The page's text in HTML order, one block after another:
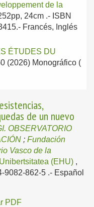
de la
24cm .- ISBN
Francés, Inglés
ÉTUDES DU
(2026) Monográfico (
de un nuevo
OBSERVATORIO
; Fundación
Vasco de la
(EHU) ,
9082-862-5 .- Español
PDF